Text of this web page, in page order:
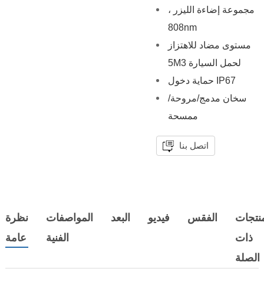
مجموعة إضاءة الليزر ،
808nm
مستوى مضاد للاهتزاز
5M3 لحمل السيارة
حماية دخول IP67
سخان مدمج/مروحة/
ممسحة
اتصل بنا
نظرة
عامة
المواصفات
الفنية
البعد فيديو الفقس
ذات
الصلة